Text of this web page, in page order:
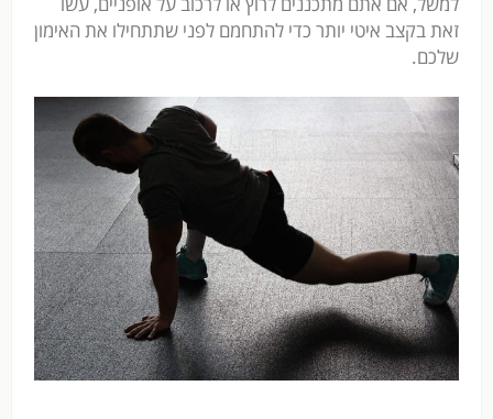
זאת בקצב איטי יותר כדי להתחמם לפני שתתחילו את האימון
שלכם.